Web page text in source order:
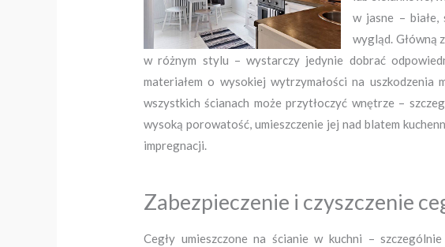
w jasne – białe,
wygląd. Główną
w różnym stylu – wystarczy jedynie dobrać
materiałem o wysokiej wytrzymałości na
wszystkich ścianach może przytłoczyć wnętrze –
wysoką porowatość, umieszczenie jej nad blatem
impregnacji.
Zabezpieczenie i czyszczenie
Cegły umieszczone na ścianie w kuchni –